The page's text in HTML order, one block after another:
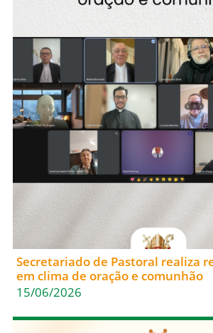
Secretariado de Pastoral realiza
em clima de oração e comunhão
15/06/2026